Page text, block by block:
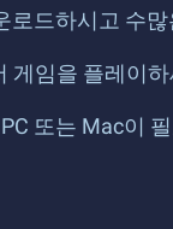
드하시고 수
게임을 플레이하
또는 Mac이